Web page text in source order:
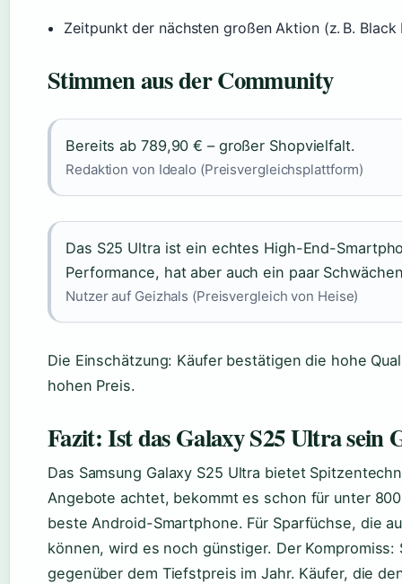
Zeitpunkt der nächsten großen Aktion (z. B.
Stimmen aus der Community
Bereits ab 789,90 € – großer Shopvielfalt.
Redaktion von Idealo (Preisvergleichsplattform)
Das S25 Ultra ist ein echtes High-End-
Performance, hat aber auch ein paar
Nutzer auf Geizhals (Preisvergleich von Heise)
Die Einschätzung: Käufer bestätigen die hohe
hohen Preis.
Fazit: Ist das Galaxy S25 Ultra sein
Das Samsung Galaxy S25 Ultra bietet
Angebote achtet, bekommt es schon für unter
beste Android-Smartphone. Für Sparfüchse, die
können, wird es noch günstiger. Der
gegenüber dem Tiefstpreis im Jahr. Käufer, die